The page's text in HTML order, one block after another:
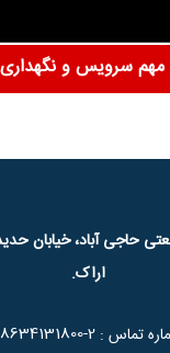
سرویس و نگهداری
حاجی آباد، خیابان
اراک.
تماس : 2